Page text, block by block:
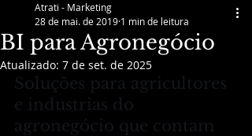
BI para Agronegócio
Atrati - Marketing
28 de mai. de 2019 1 min de leitura
Atualizado: 7 de set. de 2025
Soluções para agricultores
e industrias do
agronegócio que contam